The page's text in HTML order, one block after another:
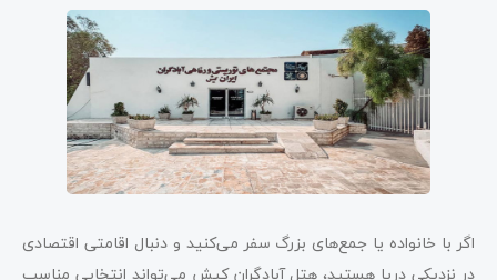
اگر با خانواده یا جمع‌های بزرگ سفر می‌کنید و دنبال اقامتی اقتصادی
در نزدیکی دریا هستید، هتل آبادگران کیش می‌تواند انتخابی مناسب